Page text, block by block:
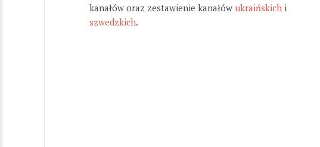
kanałów oraz zestawienie kanałów ukraińskich i
szwedzkich.